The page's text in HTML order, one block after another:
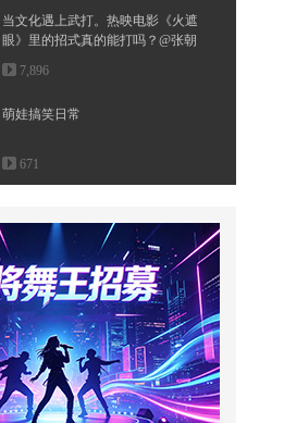
当文化遇上武打。热映电影《火遮
眼》里的招式真的能打吗？@张朝
阳...
7,896
萌娃搞笑日常
671
了！Hrtzwav出道专拆专#地球online
秋...
157
#瞭望台海#登上访华专机前，特朗
普留下一句话，在美国引起众怒
31,979
原来豆包也会唱《人间》～#春日
好景当歌 #豆包 #人间 #王菲 #无